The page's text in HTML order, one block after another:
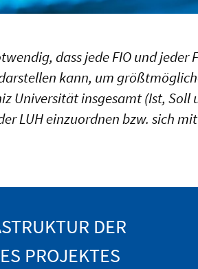
dass jede FIO und jeder
kann, um
Universität insgesamt (Ist, Soll
LUH einzuordnen bzw. sich
DER
PROJEKTES